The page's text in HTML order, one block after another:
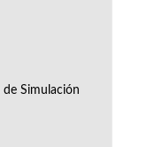
Simulación